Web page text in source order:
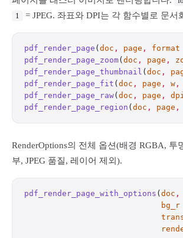
1 = JPEG. 좌표와 DPI는 각 함수별로 문서
pdf_render_page ( doc , page , format
pdf_render_page_zoom( doc , page ,
pdf_render_page_thumbnail ( doc ,
pdf_render_page_fit ( doc , page , w ,
pdf_render_page_raw( doc , page ,
pdf_render_page_region ( doc , page ,
RenderOptions의 전체 옵션(배경 RGBA, 투
부, JPEG 품질, 레이어 제외).
pdf_render_page_with_options ( doc ,
                             bg_r